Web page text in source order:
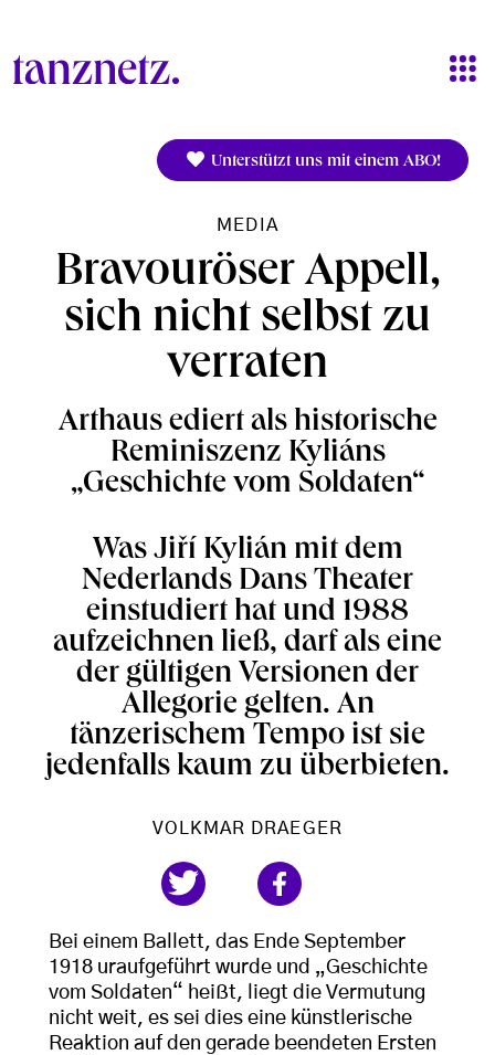
Unterstützt uns mit einem ABO!
MEDIA
Bravouröser Appell,
sich nicht selbst zu
verraten
Arthaus ediert als historische
Reminiszenz Kyliáns
„Geschichte vom Soldaten“
Was Jiří Kylián mit dem
Nederlands Dans Theater
einstudiert hat und 1988
aufzeichnen ließ, darf als eine
der gültigen Versionen der
Allegorie gelten. An
tänzerischem Tempo ist sie
jedenfalls kaum zu überbieten.
VOLKMAR DRAEGER
Bei einem Ballett, das Ende September
1918 uraufgeführt wurde und „Geschichte
vom Soldaten“ heißt, liegt die Vermutung
nicht weit, es sei dies eine künstlerische
Reaktion auf den gerade beendeten Ersten